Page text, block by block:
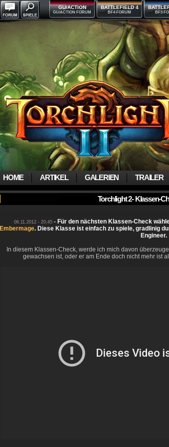
GU/ACTION
GU/ACTION FORUM
BATTLEFIELD 4
BF4 FORUM BF3
HOME ARTIKEL GALERIEN TRAILER
Torchlight 2- Klassen-
06.11.2012 - 20:45 - Für den nächsten Klassen-Check
Embermage. Diese Klasse ist einfach zu spiele, gradlinig
Engineer.
In diesem Klassen-Check, werde ich mich davon
gewachsen ist, oder er am Ende doch nicht mehr ist